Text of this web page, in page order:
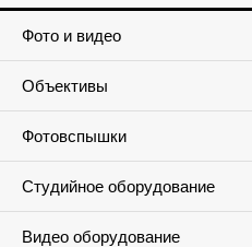
Фото и видео
Объективы
Фотовспышки
Студийное оборудование
Видео оборудование